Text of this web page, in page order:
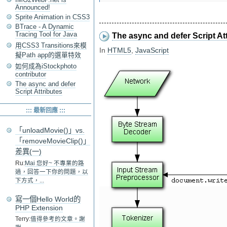
The async and defer Script
In HTML5 JavaScript
Announced!
Sprite Animation in CSS3
BTrace - A Dynamic
Tracing Tool for Java
用CSS3 Transitions來模
擬Path app的選單特效
如何成為iStockphoto
contributor
The async and defer
Script Attributes
::: 最新回應 :::
「unloadMovie()」vs.
「removeMovieClip()」
差異(一)
Ru:Mai 您好~ 不專業的路
過，回答一下你的問題，以
下方式，...
寫一個Hello World的
PHP Extension
Terry:值得參考的文章。謝